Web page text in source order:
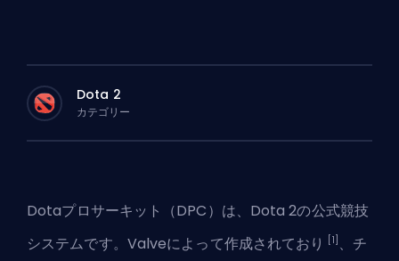
Dota 2
カテゴリー
Dotaプロサーキット（DPC）は、Dota 2の公式競技
システムです。Valveによって作成されており
[1] 、チ